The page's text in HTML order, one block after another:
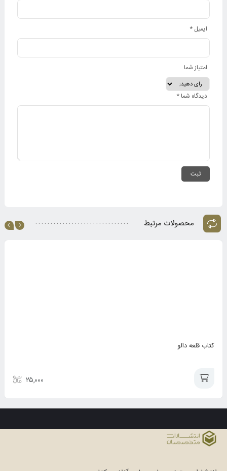
ایمیل *
امتیاز شما
دیدگاه شما *
محصولات مرتبط
کتاب قلعه دالو
۲۵,۰۰۰
سبد